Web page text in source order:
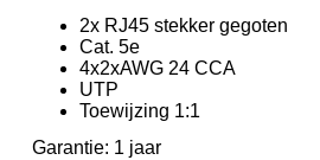
2x RJ45 stekker gegoten
Cat. 5e
4x2xAWG 24 CCA
UTP
Toewijzing 1:1
Garantie: 1 jaar